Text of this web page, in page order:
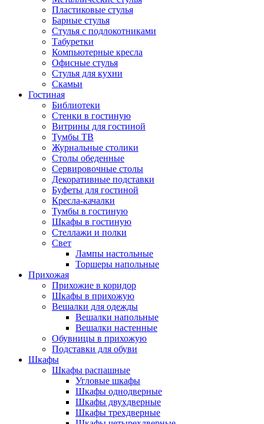
Пластиковые стулья
Барные стулья
Стулья с подлокотниками
Табуретки
Компьютерные кресла
Офисные стулья
Стулья для кухни
Скамьи
Гостиная
Библиотеки
Стенки в гостиную
Витрины для гостиной
Тумбы ТВ
Журнальные столики
Столы обеденные
Сервировочные столы
Декоративные подставки
Буфеты для гостиной
Кресла-качалки
Тумбы в гостиную
Шкафы в гостиную
Стеллажи и полки
Свет
Лампы настольные
Торшеры напольные
Прихожая
Прихожие в коридор
Шкафы в прихожую
Вешалки для одежды
Вешалки напольные
Вешалки настенные
Обувницы в прихожую
Подставки для обуви
Шкафы
Шкафы распашные
Угловые шкафы
Шкафы однодверные
Шкафы двухдверные
Шкафы трехдверные